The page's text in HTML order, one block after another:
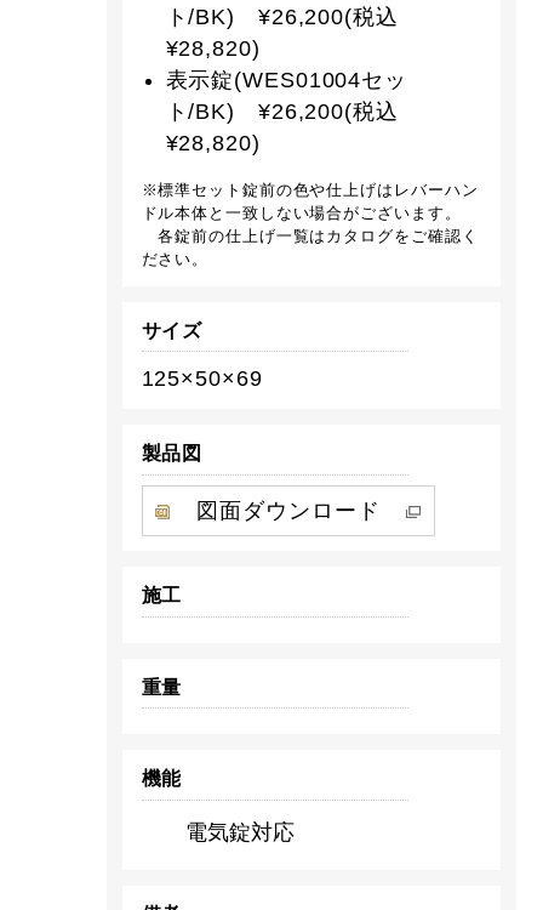
ト/BK) ¥26,200(税込
¥28,820)
表示錠(WES01004セッ
ト/BK) ¥26,200(税込
¥28,820)
※標準セット錠前の色や仕上げはレバーハン
ドル本体と一致しない場合がございます。
各錠前の仕上げ一覧はカタログをご確認く
ださい。
サイズ
125×50×69
製品図
図面ダウンロード
施工
重量
機能
電気錠対応